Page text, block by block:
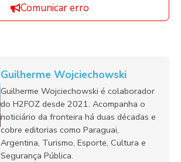
Comunicar erro
Guilherme Wojciechowski
Guilherme Wojciechowski é colaborador
do H2FOZ desde 2021. Acompanha o
noticiário da fronteira há duas décadas e
cobre editorias como Paraguai,
Argentina, Turismo, Esporte, Cultura e
Segurança Pública.